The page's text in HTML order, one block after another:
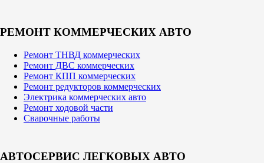
РЕМОНТ КОММЕРЧЕСКИХ АВТО
Ремонт ТНВД коммерческих
Ремонт ДВС коммерческих
Ремонт КПП коммерческих
Ремонт редукторов коммерческих
Электрика коммерческих авто
Ремонт ходовой части
Сварочные работы
АВТОСЕРВИС ЛЕГКОВЫХ АВТО